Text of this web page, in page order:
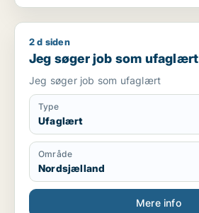
Jeg søger job som ufaglært
2 d siden
Jeg søger job som ufaglært
Jeg søger job som ufaglært
Type
Ufaglært
Område
Nordsjælland
Mere info